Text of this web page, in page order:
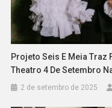
Projeto Seis E Meia Traz
Theatro 4 De Setembro
2 de setembro de 2025